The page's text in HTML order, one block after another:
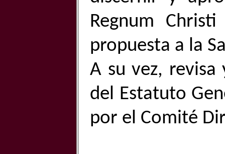
Regnum
propuesta a la
A su vez,
del Estatuto
por el Comité